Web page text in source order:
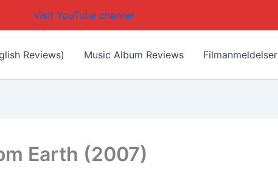
Visit YouTube channel
Reviews) Music Album Reviews Filmanmeldelser
Earth (2007)